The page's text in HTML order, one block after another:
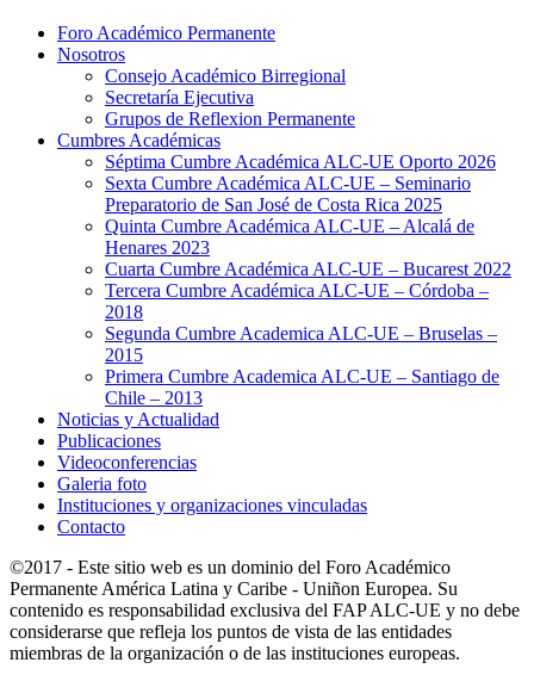
Foro Académico Permanente
Nosotros
Consejo Académico Birregional
Secretaría Ejecutiva
Grupos de Reflexion Permanente
Cumbres Académicas
Séptima Cumbre Académica ALC-UE Oporto 2026
Sexta Cumbre Académica ALC-UE – Seminario
Preparatorio de San José de Costa Rica 2025
Quinta Cumbre Académica ALC-UE – Alcalá de
Henares 2023
Cuarta Cumbre Académica ALC-UE – Bucarest 2022
Tercera Cumbre Académica ALC-UE – Córdoba –
2018
Segunda Cumbre Academica ALC-UE – Bruselas –
2015
Primera Cumbre Academica ALC-UE – Santiago de
Chile – 2013
Noticias y Actualidad
Publicaciones
Videoconferencias
Galeria foto
Instituciones y organizaciones vinculadas
Contacto
©2017 - Este sitio web es un dominio del Foro Académico
Permanente América Latina y Caribe - Uniñon Europea. Su
contenido es responsabilidad exclusiva del FAP ALC-UE y no debe
considerarse que refleja los puntos de vista de las entidades
miembras de la organización o de las instituciones europeas.